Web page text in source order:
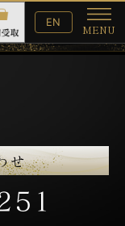
English
Website
EN
MENU
メ
ニ
せ